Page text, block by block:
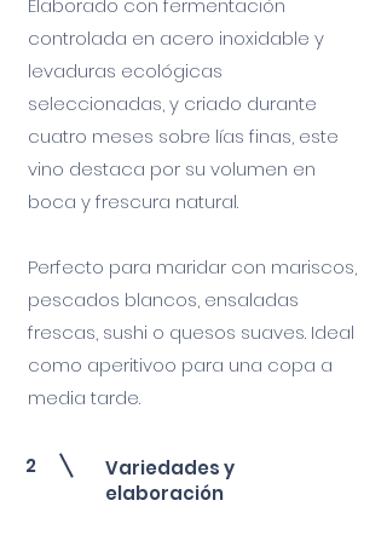
Elaborado con fermentación
controlada en acero inoxidable y
levaduras ecológicas
seleccionadas, y criado durante
cuatro meses sobre lías finas, este
vino destaca por su volumen en
boca y frescura natural.
Perfecto para maridar con mariscos,
pescados blancos, ensaladas
frescas, sushi o quesos suaves. Ideal
como aperitivoo para una copa a
media tarde.
2
Variedades y
elaboración